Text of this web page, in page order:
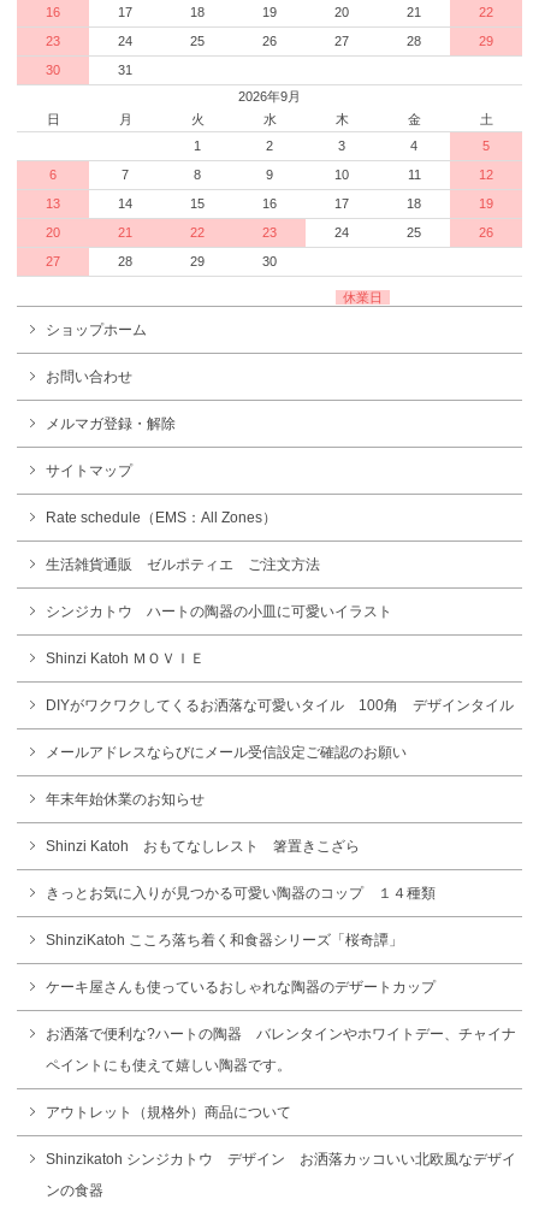
16
17 18 19 20 21
22
23
24 25 26 27 28
29
30
31
2026年9月
日
月 火 水 木 金
土
1
2 3 4
5
6
7 8 9 10 11
12
13
14 15 16 17 18
19
20
21 22 23 24 25
26
27
28 29 30
休業日
ショップホーム
お問い合わせ
メルマガ登録・解除
サイトマップ
Rate schedule（EMS：All Zones）
生活雑貨通販 ゼルポティエ ご注文方法
シンジカトウ ハートの陶器の小皿に可愛いイラスト
Shinzi Katoh ＭＯＶＩＥ
DIYがワクワクしてくるお洒落な可愛いタイル 100角 デザインタイル
メールアドレスならびにメール受信設定ご確認のお願い
年末年始休業のお知らせ
Shinzi Katoh おもてなしレスト 箸置きこざら
きっとお気に入りが見つかる可愛い陶器のコップ １４種類
ShinziKatoh こころ落ち着く和食器シリーズ「桜奇譚」
ケーキ屋さんも使っているおしゃれな陶器のデザートカップ
お洒落で便利な?ハートの陶器 バレンタインやホワイトデー、チャイナ
ペイントにも使えて嬉しい陶器です。
アウトレット（規格外）商品について
Shinzikatoh シンジカトウ デザイン お洒落カッコいい北欧風なデザイ
ンの食器